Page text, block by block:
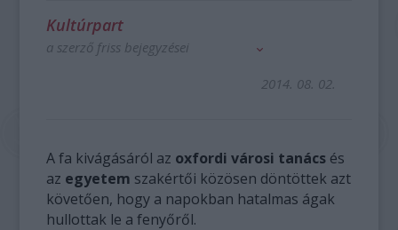
Kultúrpart
a szerző friss bejegyzései
2014. 08. 02.
A fa kivágásáról az oxfordi városi tanács és
az egyetem szakértői közösen döntöttek azt
követően, hogy a napokban hatalmas ágak
hullottak le a fenyőről.